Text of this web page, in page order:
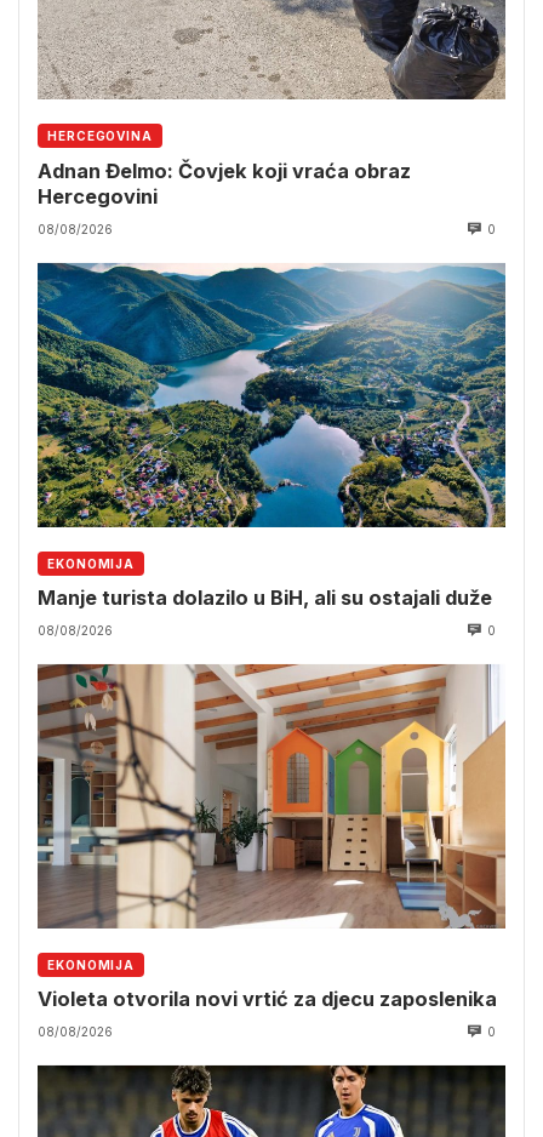
HERCEGOVINA
Adnan Đelmo: Čovjek koji vraća obraz
Hercegovini
08/08/2026 0
EKONOMIJA
Manje turista dolazilo u BiH, ali su ostajali duže
08/08/2026 0
EKONOMIJA
Violeta otvorila novi vrtić za djecu zaposlenika
08/08/2026 0